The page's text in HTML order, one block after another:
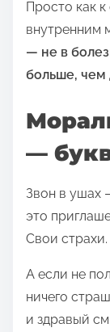
Просто как
внутренним
— не в
больше, чем
—
Звон в ушах
это
Свои
А если не
ничего
и здравый